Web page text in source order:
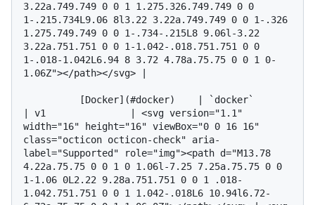
3.22a.749.749 0 0 1 1.275.326.749.749 0 0
1-.215.734L9.06 8l3.22 3.22a.749.749 0 0 1-.326
1.275.749.749 0 0 1-.734-.215L8 9.06l-3.22
3.22a.751.751 0 0 1-1.042-.018.751.751 0 0
1-.018-1.042L6.94 8 3.72 4.78a.75.75 0 0 1 0-
1.06Z"></path></svg> |
| v1               | <svg version="1.1"
width="16" height="16" viewBox="0 0 16 16"
class="octicon octicon-check" aria-
label="Supported" role="img"><path d="M13.78
4.22a.75.75 0 0 1 0 1.06l-7.25 7.25a.75.75 0 0
1-1.06 0L2.22 9.28a.751.751 0 0 1 .018-
1.042.751.751 0 0 1 1.042-.018L6 10.94l6.72-